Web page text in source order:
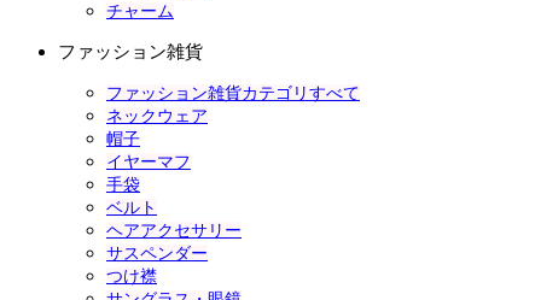
チャーム
ファッション雑貨
ファッション雑貨カテゴリすべて
ネックウェア
帽子
イヤーマフ
手袋
ベルト
ヘアアクセサリー
サスペンダー
つけ襟